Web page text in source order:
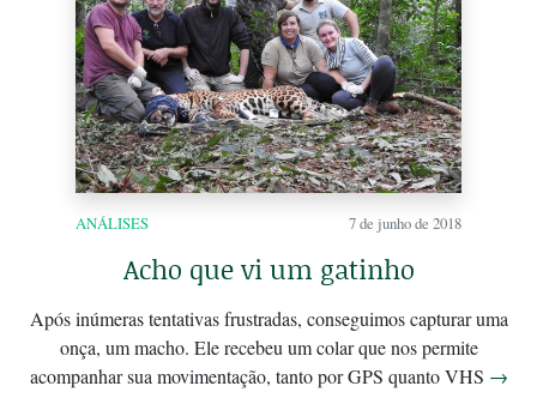
ANÁLISES 7 de junho de 2018
Acho que vi um gatinho
Após inúmeras tentativas frustradas, conseguimos capturar uma
onça, um macho. Ele recebeu um colar que nos permite
acompanhar sua movimentação, tanto por GPS quanto VHS →